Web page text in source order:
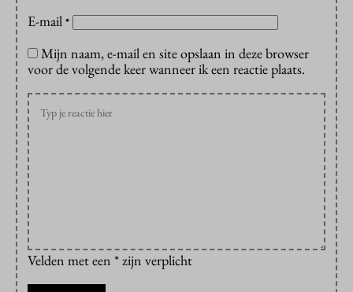
E-mail *
Mijn naam, e-mail en site opslaan in deze browser
voor de volgende keer wanneer ik een reactie plaats.
Velden met een * zijn verplicht